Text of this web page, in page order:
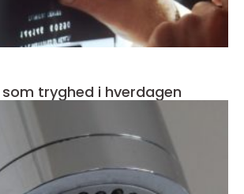
tryghed i hverdagen